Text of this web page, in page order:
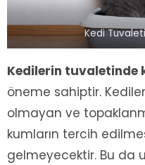
Kedi
Kedilerin tuvaletinde
öneme sahiptir.
olmayan ve
kumların tercih
gelmeyecektir. Bu da